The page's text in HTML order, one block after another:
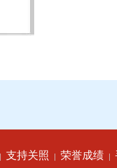
支持关照 荣誉成绩